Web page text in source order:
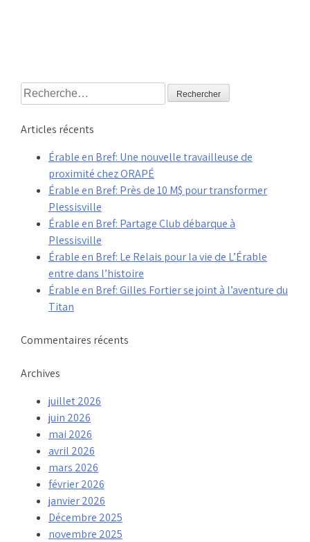
Rechercher :
Articles récents
Érable en Bref: Une nouvelle travailleuse de
proximité chez ORAPÉ
Érable en Bref: Près de 10 M$ pour transformer
Plessisville
Érable en Bref: Partage Club débarque à
Plessisville
Érable en Bref: Le Relais pour la vie de L’Érable
entre dans l’histoire
Érable en Bref: Gilles Fortier se joint à l’aventure du
Titan
Commentaires récents
Archives
juillet 2026
juin 2026
mai 2026
avril 2026
mars 2026
février 2026
janvier 2026
Décembre 2025
novembre 2025